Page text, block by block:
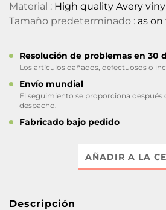
Material : High quality Avery
Tamaño predeterminado : as
Resolución de problemas en 30
Los artículos dañados, defectuosos o
Envío mundial
El seguimiento se proporciona después
despacho.
Fabricado bajo pedido
AÑADIR A LA
Descripción